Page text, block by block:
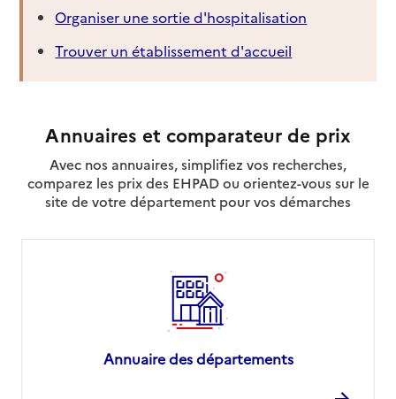
Organiser une sortie d'hospitalisation
Trouver un établissement d'accueil
Annuaires et comparateur de prix
Avec nos annuaires, simplifiez vos recherches,
comparez les prix des EHPAD ou orientez-vous sur le
site de votre département pour vos démarches
Annuaire des départements